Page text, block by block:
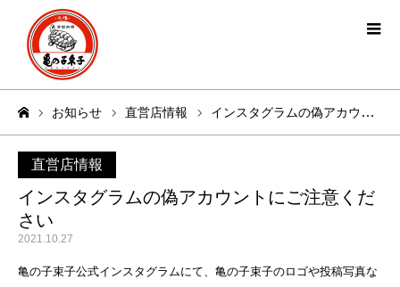
お知らせ 直営店情報 インスタグラムの偽アカウントにご注意ください
直営店情報
インスタグラムの偽アカウントにご注意くだ
さい
2021.10.27
亀の子束子公式インスタグラムにて、亀の子束子のロゴや投稿写真な